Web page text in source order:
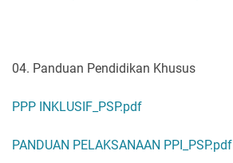
04. Panduan Pendidikan Khusus
PPP INKLUSIF_PSP.pdf
PANDUAN PELAKSANAAN PPI_PSP.pdf